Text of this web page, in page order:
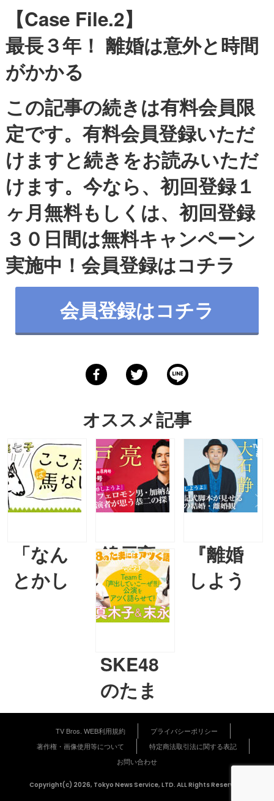
【Case File.2】
最長３年！ 離婚は意外と時間
がかかる
この記事の続きは有料会員限
定です。有料会員登録いただ
けますと続きをお読みいただ
けます。今なら、初回登録１
ヶ月無料もしくは、初回登録
３０日間は無料キャンペーン
実施中！会員登録はコチラ
会員登録はコチラ
オススメ記事
「なん
とかし
で挑ん
だ福島
競馬【藤
田菜七子
錦戸亮
『離婚
しよう
よ』 “歩
くフェ
ロモン
男・加納
恭二” 演
者が思
う恭二
『離婚
しよう
日記式脚
本が見
せる 現
代の結
SKE48
のたま
にはア
ツく語
らせ
て！
TV Bros. WEB利用規約
プライバシーポリシー
著作権・画像使用等について
特定商法取引法に関する表記
お問い合わせ
Copyright(c) 2026, Tokyo News Service, LTD. ALL Rights Reserved.